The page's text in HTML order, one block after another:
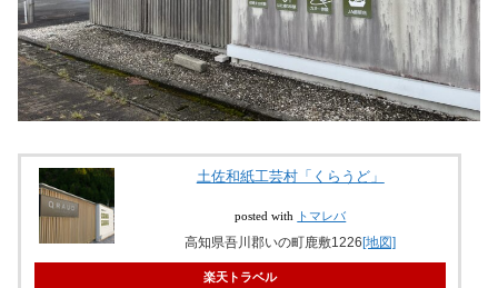
土佐和紙工芸村「くらうど」
posted with トマレバ
高知県吾川郡いの町鹿敷1226 [地図]
楽天トラベル